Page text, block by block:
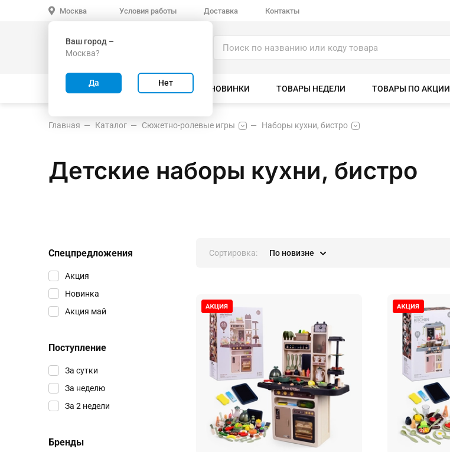
Москва
Ваш город –
Москва?
Да Нет
Условия работы Доставка Контакты
ВСЕ ТОВАРЫ ВЕЛОСИПЕДЫ НОВИНКИ ТОВАРЫ НЕДЕЛИ ТОВАРЫ ПО АКЦИИ
Главная Каталог Сюжетно-ролевые игры Наборы кухни, бистро
Детские наборы кухни, бистро
Спецпредложения
Акция
Новинка
Акция май
Поступление
За сутки
За неделю
За 2 недели
Бренды
Сортировка: По новизне